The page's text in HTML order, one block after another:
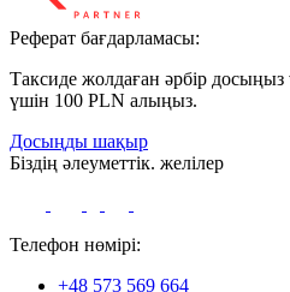
Реферат бағдарламасы:
Таксиде жолдаған әрбір
үшін 100 PLN алыңыз.
Досыңды шақыр
Біздің әлеуметтік. желілер
Телефон нөмірі:
+48 573 569 664